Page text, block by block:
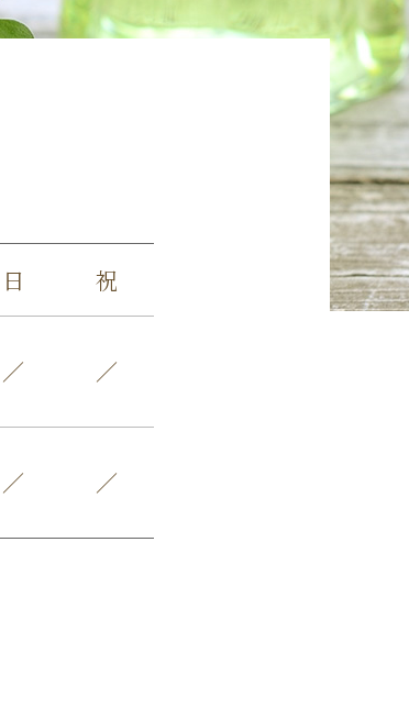
日 祝
／ ／
／ ／